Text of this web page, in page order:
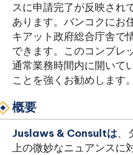
スに申請完了が反映され
あります。バンコクにお
キアット政府総合庁舎で
できます。このコンプレ
通常業務時間内に開いて
ことを強くお勧めします。
概要
Juslaws & Consultは、
上の微妙なニュアンスに